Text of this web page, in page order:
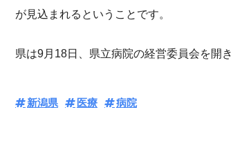
が見込まれるということです。
県は9月18日、県立病院の経営委員会を開
新潟県 医療 病院